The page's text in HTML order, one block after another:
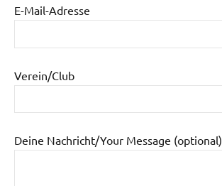
E-Mail-Adresse
Verein/Club
Deine Nachricht/Your Message (optional)